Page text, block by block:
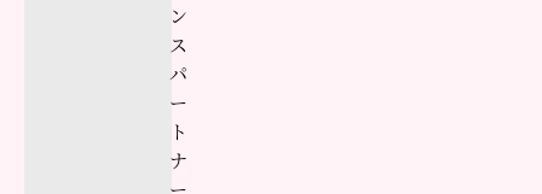
ン
ス
パ
ー
ト
ナ
ー